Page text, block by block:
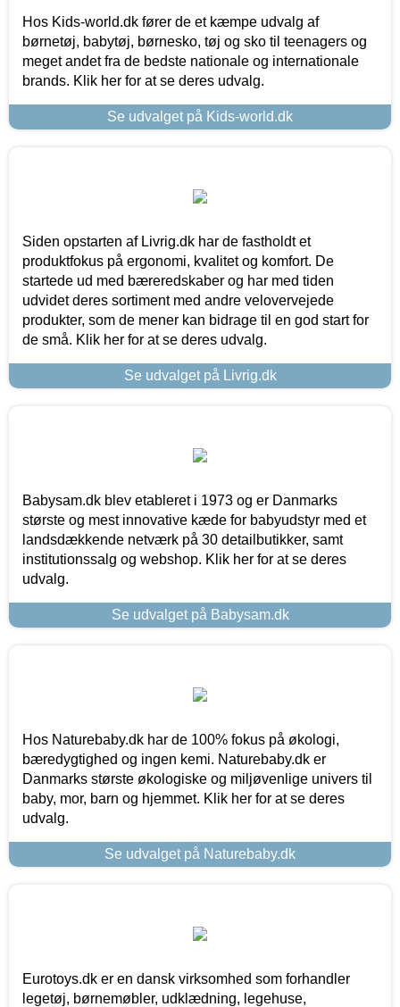
Hos Kids-world.dk fører de et kæmpe udvalg af
børnetøj, babytøj, børnesko, tøj og sko til teenagers og
meget andet fra de bedste nationale og internationale
brands. Klik her for at se deres udvalg.
Se udvalget på Kids-world.dk
Siden opstarten af Livrig.dk har de fastholdt et
produktfokus på ergonomi, kvalitet og komfort. De
startede ud med bæreredskaber og har med tiden
udvidet deres sortiment med andre velovervejede
produkter, som de mener kan bidrage til en god start for
de små. Klik her for at se deres udvalg.
Se udvalget på Livrig.dk
Babysam.dk blev etableret i 1973 og er Danmarks
største og mest innovative kæde for babyudstyr med et
landsdækkende netværk på 30 detailbutikker, samt
institutionssalg og webshop. Klik her for at se deres
udvalg.
Se udvalget på Babysam.dk
Hos Naturebaby.dk har de 100% fokus på økologi,
bæredygtighed og ingen kemi. Naturebaby.dk er
Danmarks største økologiske og miljøvenlige univers til
baby, mor, barn og hjemmet. Klik her for at se deres
udvalg.
Se udvalget på Naturebaby.dk
Eurotoys.dk er en dansk virksomhed som forhandler
legetøj, børnemøbler, udklædning, legehuse,